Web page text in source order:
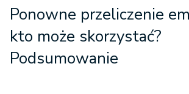
Ponowne przeliczenie
kto może skorzystać?
Podsumowanie